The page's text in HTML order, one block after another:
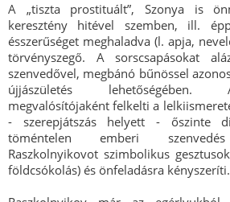
A „tiszta prostituált”, Szonya is
keresztény hitével szemben, ill.
ésszerűséget meghaladva (l. apja,
törvényszegő. A sorscsapásokat
szenvedővel, megbánó bűnössel
újjászületés lehetőségében.
megvalósítójaként felkelti a
- szerepjátszás helyett - őszinte
töméntelen emberi szenvedés
Raszkolnyikovot szimbolikus
földcsókolás) és önfeladásra kényszeríti.